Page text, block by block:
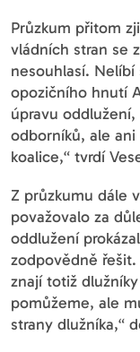
Průzkum přitom
vládních stran se
nesouhlasí.
opozičního hnutí
úpravu
odborníků, ale
koalice,“ tvrdí
Z průzkumu dále
považovalo za
oddlužení
zodpovědně
znají totiž
pomůžeme, ale
strany dlužníka,“